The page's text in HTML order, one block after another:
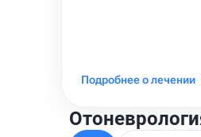
Подробнее о лечении